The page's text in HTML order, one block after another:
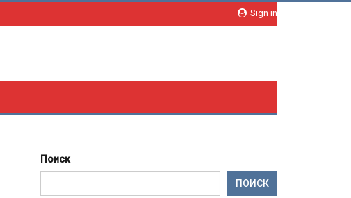
Sign in
Поиск
ПОИСК